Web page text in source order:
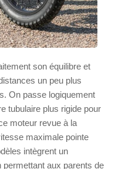
son équilibre et
un peu plus
On passe logiquement
tubulaire plus rigide pour
moteur revue à la
maximale pointe
intègrent un
permettant aux parents de